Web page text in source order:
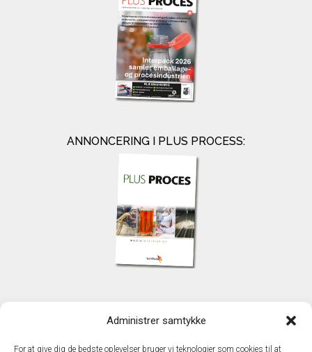
Administrer samtykke
For at give dig de bedste oplevelser bruger vi teknologier som cookies til at
ANNONCERING I PLUS PROCESS:
TechMedia A/S